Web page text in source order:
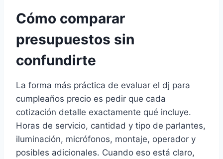
Cómo comparar
presupuestos sin
confundirte
La forma más práctica de evaluar el dj para
cumpleaños precio es pedir que cada
cotización detalle exactamente qué incluye.
Horas de servicio, cantidad y tipo de parlantes,
iluminación, micrófonos, montaje, operador y
posibles adicionales. Cuando eso está claro,